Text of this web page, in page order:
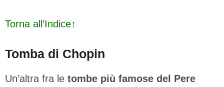
Torna all’Indice↑
Tomba di Chopin
Un’altra fra le tombe più famose del Pere